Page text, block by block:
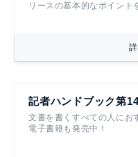
リースの基本的なポイント
記者ハンドブック第
文書を書くすべての人にお
電子書籍も発売中！